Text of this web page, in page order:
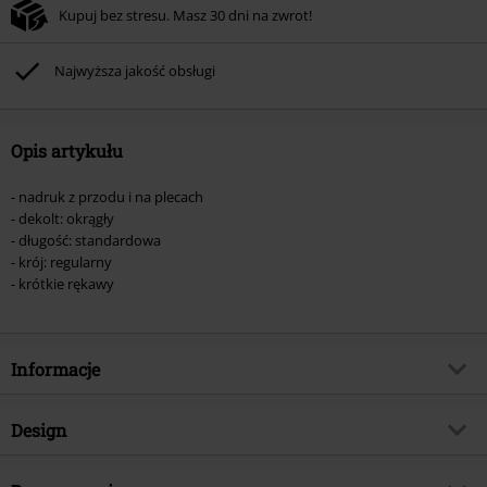
Nie łączy się z innymi kodami promocyjnymi. Promocja nie obejmuje: mediów
Rammstein, (Till) Lindemann, Böhse Onkelz, Broilers, Die Ärzte, Die Toten
Hosen, Metality oraz artykułów z donacją w cenie.
Kupuj bez stresu. Masz 30 dni na zwrot!
Najwyższa jakość obsługi
Opis artykułu
- nadruk z przodu i na plecach
- dekolt: okrągły
- długość: standardowa
- krój: regularny
- krótkie rękawy
Informacje
Numer artykułu
Design